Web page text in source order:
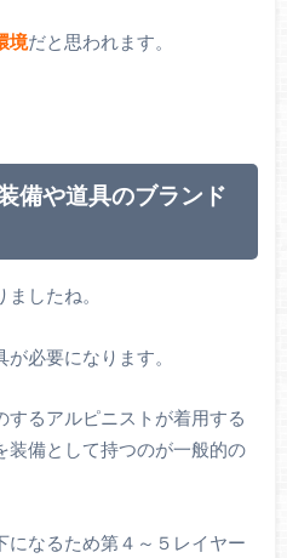
境だと思われます。
備や道具のブランド
したね。
必要になります。
るアルピニストが着用する
装備として持つのが一般的の
になるため第４～５レイヤー